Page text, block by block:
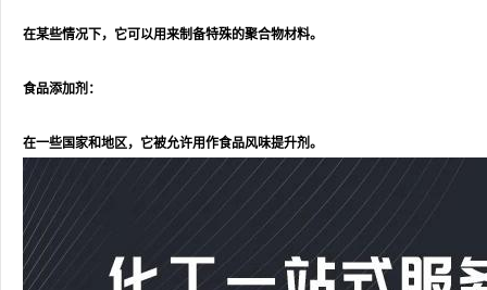
在某些情况下，它可以用来制备特殊的聚合物材料。
食品添加剂：
在一些国家和地区，它被允许用作食品风味提升剂。